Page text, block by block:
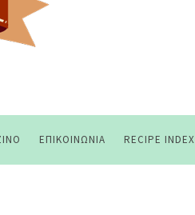
ΕΠΙΚΟΙΝΩΝΊΑ RECIPE INDEX